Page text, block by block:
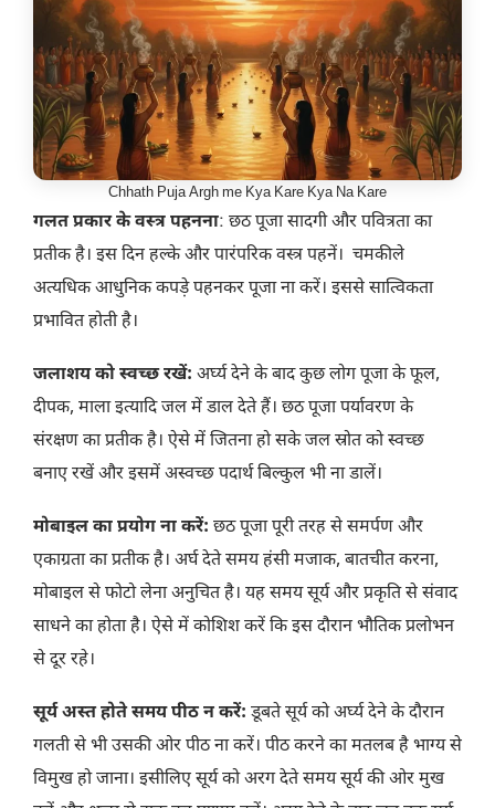
Chhath Puja Argh me Kya Kare Kya Na Kare
गलत प्रकार के वस्त्र पहनना: छठ पूजा सादगी और पवित्रता का
प्रतीक है। इस दिन हल्के और पारंपरिक वस्त्र पहनें। चमकीले
अत्यधिक आधुनिक कपड़े पहनकर पूजा ना करें। इससे सात्विकता
प्रभावित होती है।
जलाशय को स्वच्छ रखें: अर्घ्य देने के बाद कुछ लोग पूजा के फूल,
दीपक, माला इत्यादि जल में डाल देते हैं। छठ पूजा पर्यावरण के
संरक्षण का प्रतीक है। ऐसे में जितना हो सके जल स्रोत को स्वच्छ
बनाए रखें और इसमें अस्वच्छ पदार्थ बिल्कुल भी ना डालें।
मोबाइल का प्रयोग ना करें: छठ पूजा पूरी तरह से समर्पण और
एकाग्रता का प्रतीक है। अर्घ देते समय हंसी मजाक, बातचीत करना,
मोबाइल से फोटो लेना अनुचित है। यह समय सूर्य और प्रकृति से संवाद
साधने का होता है। ऐसे में कोशिश करें कि इस दौरान भौतिक प्रलोभन
से दूर रहे।
सूर्य अस्त होते समय पीठ न करें: डूबते सूर्य को अर्घ्य देने के दौरान
गलती से भी उसकी ओर पीठ ना करें। पीठ करने का मतलब है भाग्य से
विमुख हो जाना। इसीलिए सूर्य को अरग देते समय सूर्य की ओर मुख